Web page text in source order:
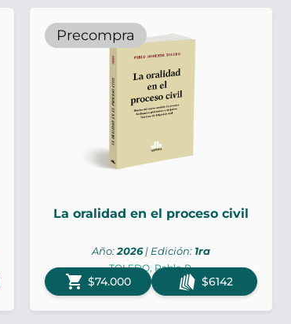
Precompra
La oralidad en el proceso civil
TOLEDO, Pablo R.
Año:2026| Edición: 1ra
shopping_cart $74.000 $6142